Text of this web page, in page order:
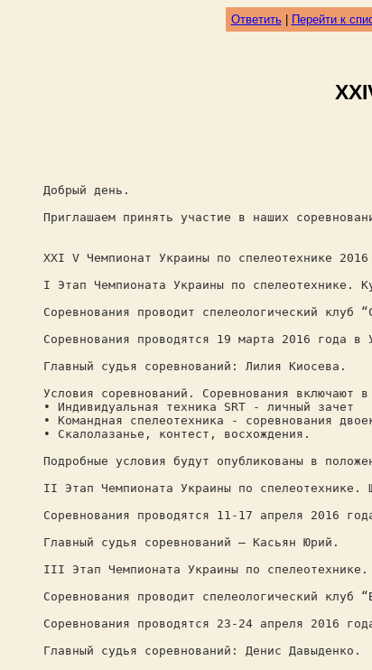
Ответить| Перейти к
Добрый день.
Приглашаем принять участие в наших
ХХI V Чемпионат Украины по спелеотехнике
I Этап Чемпионата Украины по спелеотехнике.
Соревнования проводит спелеологический клуб
Соревнования проводятся 19 марта 2016
Главный судья соревнований: Лилия Киосева.
Условия соревнований. Соревнования включают
• Индивидуальная техника SRT - личный зачет
• Командная спелеотехника - соревнования
• Скалолазанье, контест, восхождения.
Подробные условия будут опубликованы в
II Этап Чемпионата Украины по спелеотехнике.
Соревнования проводятся 11-17 апреля 2016
Главный судья соревнований – Касьян Юрий.
III Этап Чемпионата Украины по
Соревнования проводит спелеологический клуб
Соревнования проводятся 23-24 апреля 2016
Главный судья соревнований: Денис Давыденко.